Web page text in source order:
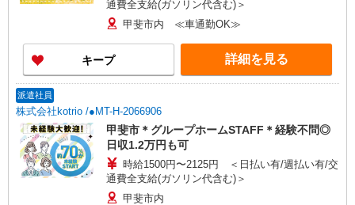
通費全支給(ガソリン代含む)＞
甲斐市内 ≪車通勤OK≫
キープ 詳細を見る
派遣社員
株式会社kotrio /●MT-H-2066906
甲斐市＊グループホームSTAFF＊経験不問◎
日収1.2万円も可
時給1500円〜2125円 ＜日払い有/週払い有/交
通費全支給(ガソリン代含む)＞
甲斐市内